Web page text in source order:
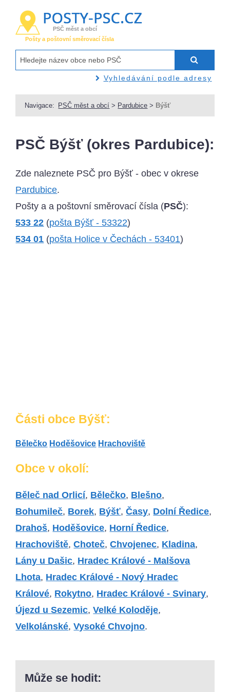
PSČ měst a obcí
Pošty a poštovní směrovací čísla
Vyhledávání podle adresy
Navigace: PSČ měst a obcí > Pardubice > Býšť
PSČ Býšť (okres Pardubice):
Zde naleznete PSČ pro Býšť - obec v okrese
Pardubice.
Pošty a a poštovní směrovací čísla (PSČ):
533 22 (pošta Býšť - 53322)
534 01 (pošta Holice v Čechách - 53401)
Části obce Býšť:
Bělečko Hoděšovice Hrachoviště
Obce v okolí:
Běleč nad Orlicí, Bělečko, Blešno,
Bohumileč, Borek, Býšť,Časy, Dolní Ředice,
Drahoš, Hoděšovice, Horní Ředice,
Hrachoviště,Choteč,Chvojenec, Kladina,
Lány u Dašic, Hradec Králové - Malšova
Lhota, Hradec Králové - Nový Hradec
Králové, Rokytno, Hradec Králové - Svinary,
Újezd u Sezemic,Velké Koloděje,
Velkolánské,Vysoké Chvojno.
Může se hodit: